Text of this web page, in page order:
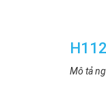
Mô tả